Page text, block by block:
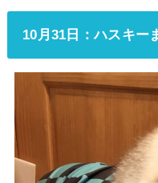
10月31日：ハスキー